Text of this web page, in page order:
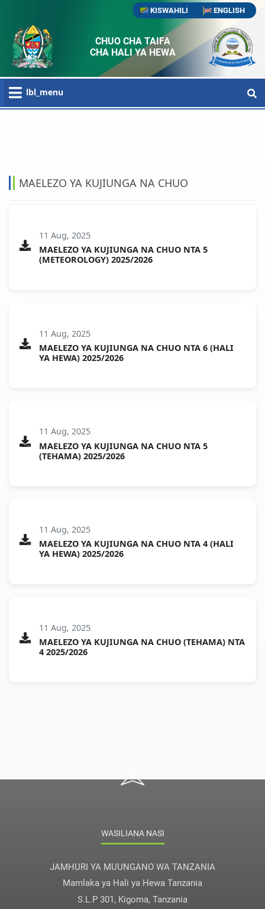
KISWAHILI ENGLISH
CHUO CHA TAIFA
CHA HALI YA HEWA
lbl_menu
MAELEZO YA KUJIUNGA NA CHUO
11 Aug, 2025
MAELEZO YA KUJIUNGA NA CHUO NTA 5
(METEOROLOGY) 2025/2026
11 Aug, 2025
MAELEZO YA KUJIUNGA NA CHUO NTA 6 (HALI
YA HEWA) 2025/2026
11 Aug, 2025
MAELEZO YA KUJIUNGA NA CHUO NTA 5
(TEHAMA) 2025/2026
11 Aug, 2025
MAELEZO YA KUJIUNGA NA CHUO NTA 4 (HALI
YA HEWA) 2025/2026
11 Aug, 2025
MAELEZO YA KUJIUNGA NA CHUO (TEHAMA) NTA
4 2025/2026
WASILIANA NASI
JAMHURI YA MUUNGANO WA TANZANIA
Mamlaka ya Hali ya Hewa Tanzania
S.L.P 301, Kigoma, Tanzania